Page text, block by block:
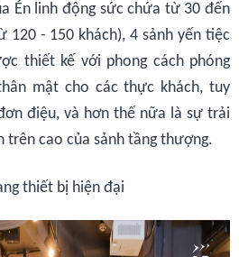
Én linh động sức chứa từ 30 đến
120 - 150 khách), 4 sảnh yến tiệc
thiết kế với phong cách phóng
mật cho các thực khách, tuy
điệu, và hơn thế nữa là sự trải
trên cao của sảnh tầng thượng.
thiết bị hiện đại